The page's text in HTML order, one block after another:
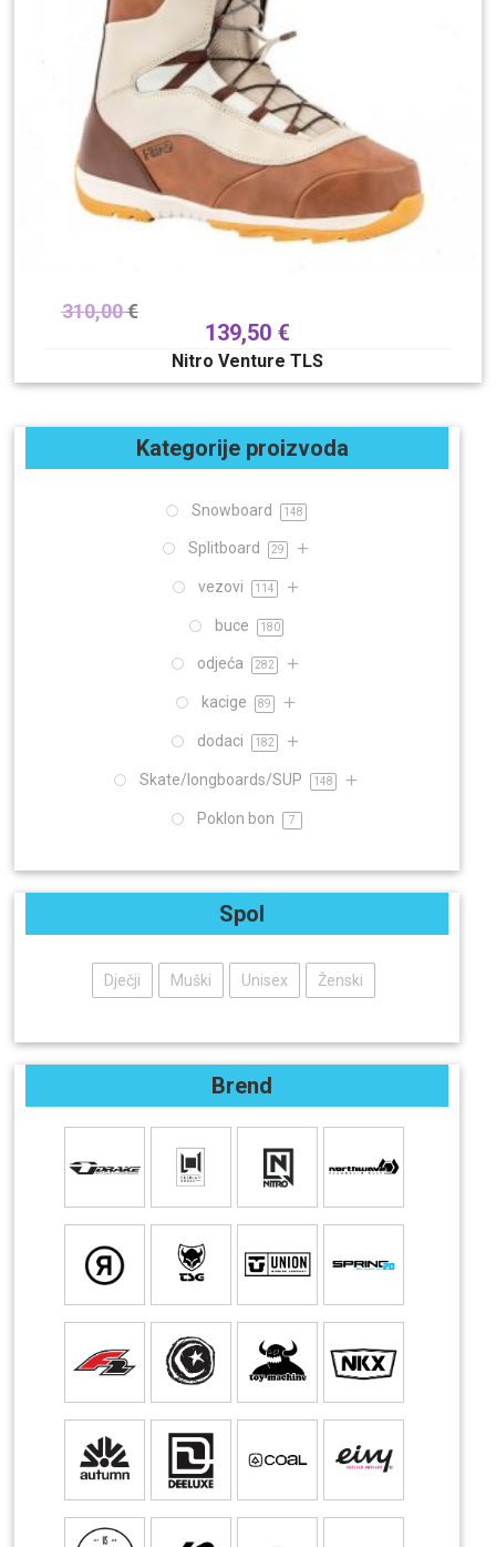
310,00€
139,50 €
Nitro Venture TLS
Kategorije proizvoda
Snowboard 148
Splitboard 29
vezovi 114
buce 180
odjeća 282
kacige 89
dodaci 182
Skate/longboards/SUP 148
Poklon bon 7
Spol
Dječji Muški Unisex Ženski
Brend